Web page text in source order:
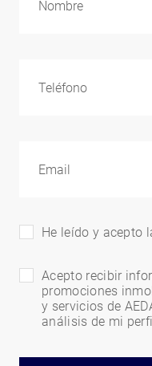
He leído y acepto
Acepto recibir
promociones
y servicios de
análisis de mi